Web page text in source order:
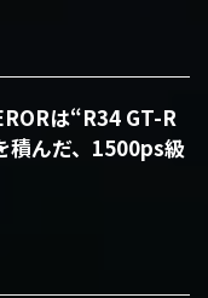
は“R34 GT-R
積んだ、1500ps級